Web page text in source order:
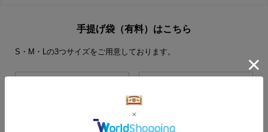
手提げ袋（有料）はこちら
S・M・Lの3つサイズをご用意しております。